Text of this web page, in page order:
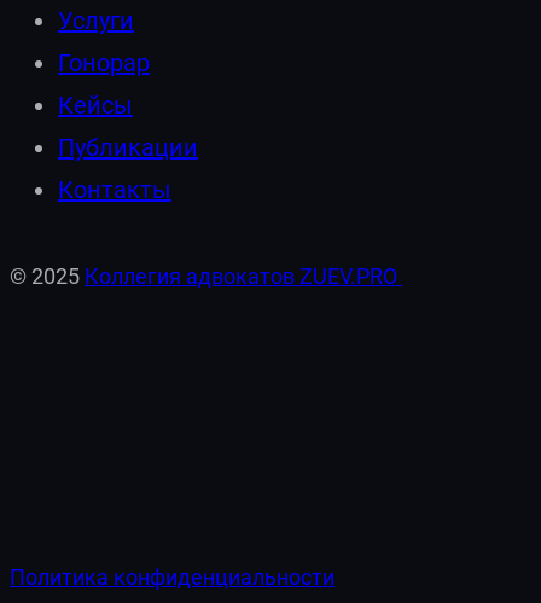
Услуги
Гонорар
Кейсы
Публикации
Контакты
© 2025 Коллегия адвокатов ZUEV.PRO
Политика конфиденциальности